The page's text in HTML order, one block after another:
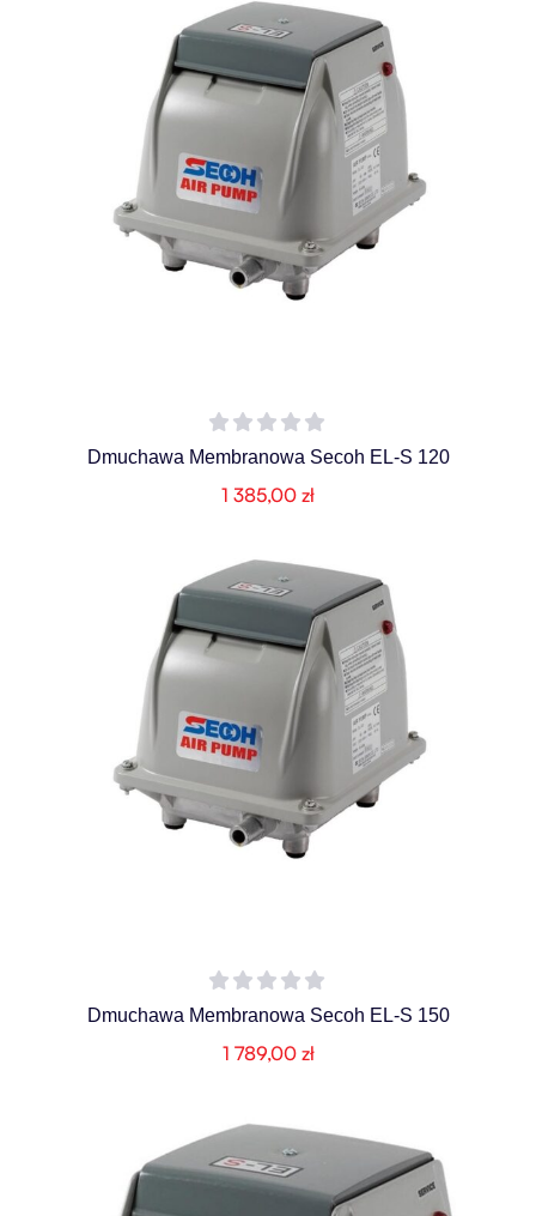
Dmuchawa Membranowa Secoh EL-S 120
1 385,00 zł
Dmuchawa Membranowa Secoh EL-S 150
1 789,00 zł